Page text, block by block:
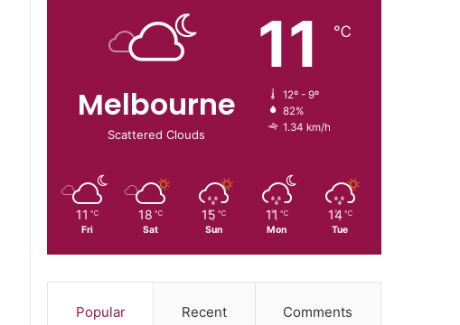
Melbourne
Scattered Clouds
11 ℃
12º - 9º
82%
1.34 km/h
11 ℃
Fri
18 ℃
Sat
15 ℃
Sun
11 ℃
Mon
14 ℃
Tue
Popular Recent Comments